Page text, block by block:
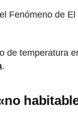
Fenómeno de
de temperatura
.